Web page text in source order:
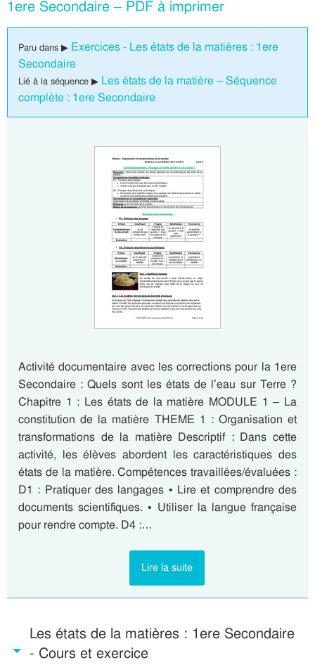
1ere Secondaire – PDF à imprimer
Paru dans ▶ Exercices - Les états de la matières : 1ere
Secondaire
Lié à la séquence ▶ Les états de la matière – Séquence
complète : 1ere Secondaire
Activité documentaire avec les corrections pour la 1ere
Secondaire : Quels sont les états de l’eau sur Terre ?
Chapitre 1 : Les états de la matière MODULE 1 – La
constitution de la matière THEME 1 : Organisation et
transformations de la matière Descriptif : Dans cette
activité, les élèves abordent les caractéristiques des
états de la matière. Compétences travaillées/évaluées :
D1 : Pratiquer des langages • Lire et comprendre des
documents scientifiques. • Utiliser la langue française
pour rendre compte. D4 :…
Lire la suite
Les états de la matières : 1ere Secondaire
- Cours et exercice